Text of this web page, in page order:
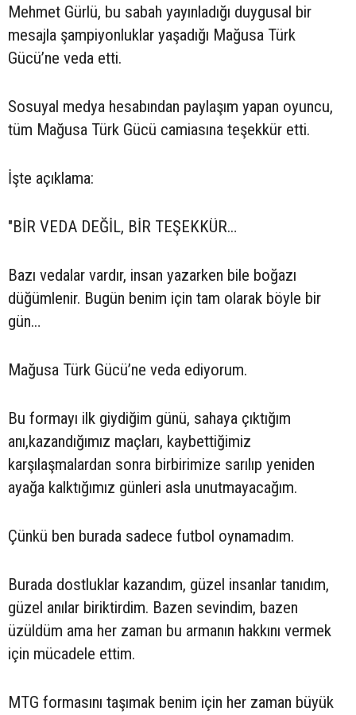
Mehmet Gürlü, bu sabah yayınladığı duygusal bir
mesajla şampiyonluklar yaşadığı Mağusa Türk
Gücü’ne veda etti.
Sosuyal medya hesabından paylaşım yapan oyuncu,
tüm Mağusa Türk Gücü camiasına teşekkür etti.
İşte açıklama:
"BİR VEDA DEĞİL, BİR TEŞEKKÜR…
Bazı vedalar vardır, insan yazarken bile boğazı
düğümlenir. Bugün benim için tam olarak böyle bir
gün…
Mağusa Türk Gücü’ne veda ediyorum.
Bu formayı ilk giydiğim günü, sahaya çıktığım
anı,kazandığımız maçları, kaybettiğimiz
karşılaşmalardan sonra birbirimize sarılıp yeniden
ayağa kalktığımız günleri asla unutmayacağım.
Çünkü ben burada sadece futbol oynamadım.
Burada dostluklar kazandım, güzel insanlar tanıdım,
güzel anılar biriktirdim. Bazen sevindim, bazen
üzüldüm ama her zaman bu armanın hakkını vermek
için mücadele ettim.
MTG formasını taşımak benim için her zaman büyük